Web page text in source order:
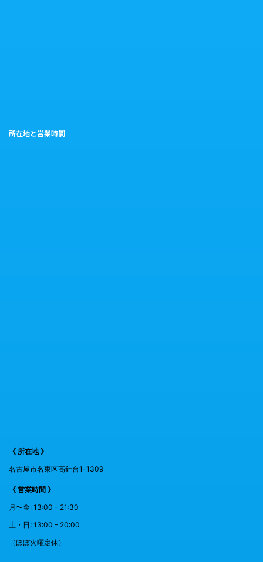
所在地と営業時間
《 所在地 》
名古屋市名東区高針台1-1309
《 営業時間 》
月〜金: 13:00 – 21:30
土・日: 13:00 – 20:00
（ほぼ火曜定休）